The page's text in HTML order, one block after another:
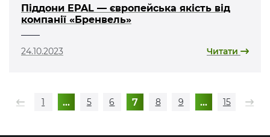
Піддони EPAL — європейська якість від
компанії «Бренвель»
24.10.2023 Читати
1 … 5 6 7 8 9 … 15